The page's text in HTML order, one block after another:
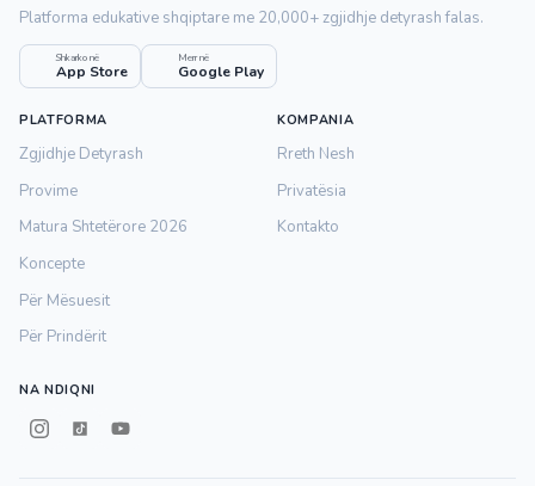
Platforma edukative shqiptare me 20,000+ zgjidhje detyrash falas.
Shkarko në
App Store
Merr në
Google Play
PLATFORMA
Zgjidhje Detyrash
Provime
Matura Shtetërore 2026
Koncepte
Për Mësuesit
Për Prindërit
KOMPANIA
Rreth Nesh
Privatësia
Kontakto
NA NDIQNI